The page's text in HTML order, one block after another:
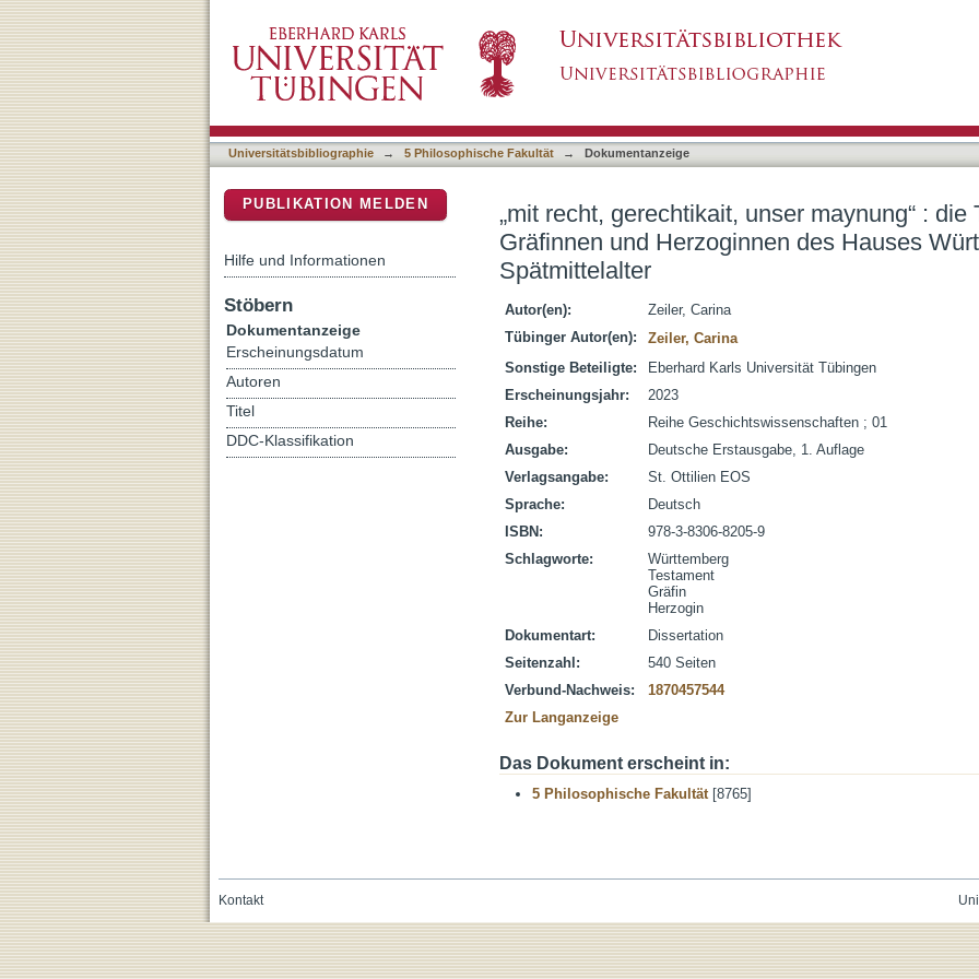
„mit recht, gerechtikait, unser maynung“ : die Testamente der
Hauses Württemberg im Spätmittelalter
Universitätsbibliographie → 5 Philosophische Fakultät → Dokumentanzeige
„mit recht, gerechtikait, unser maynung“ : die
Gräfinnen und Herzoginnen des Hauses
Spätmittelalter
Autor(en):
Zeiler, Carina
Tübinger Autor(en):
Zeiler, Carina
Sonstige Beteiligte:
Eberhard Karls Universität Tübingen
Erscheinungsjahr:
2023
Reihe:
Reihe Geschichtswissenschaften ; 01
Ausgabe:
Deutsche Erstausgabe, 1. Auflage
Verlagsangabe:
St. Ottilien EOS
Sprache:
Deutsch
ISBN:
978-3-8306-8205-9
Schlagworte:
Württemberg
Testament
Gräfin
Herzogin
Dokumentart:
Dissertation
Seitenzahl:
540 Seiten
Verbund-Nachweis:
1870457544
Zur Langanzeige
Das Dokument erscheint in:
5 Philosophische Fakultät[8765]
PUBLIKATION MELDEN
Hilfe und Informationen
Stöbern
Dokumentanzeige
Erscheinungsdatum
Autoren
Titel
DDC-Klassifikation
Kontakt